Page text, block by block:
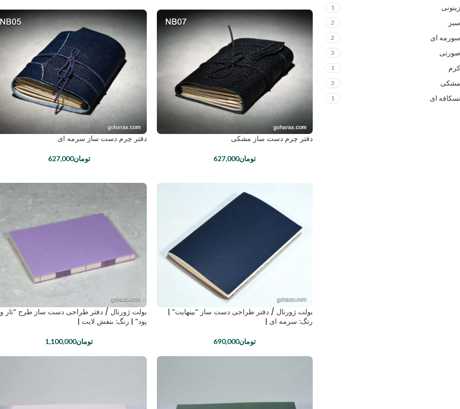
زیتونی 1
سبز 2
سورمه ای 2
صورتی 3
کرم 1
مشکی 3
نسکافه ای 1
دفتر چرم دست ساز مشکی
تومان627,000
دفتر چرم دست ساز سرمه ای
تومان627,000
بولت ژورنال / دفتر طراحی دست ساز “بینهایت” |
رنگ: سرمه ای |
تومان690,000
بولت ژورنال / دفتر طراحی دست ساز طرح “تار و
پود” | رنگ: بنفش لایت |
تومان1,100,000